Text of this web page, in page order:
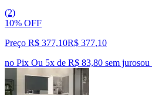
(2)
10% OFF
Preço R$ 377,10R$ 377,10
no Pix Ou 5x de R$ 83,80 sem jurosou